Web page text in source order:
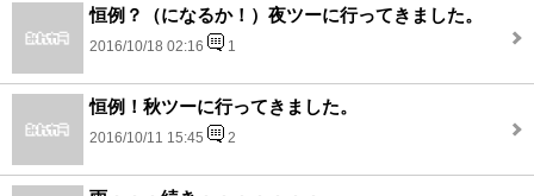
恒例？（になるか！）夜ツーに行ってきました。
2016/10/18 02:16 1
恒例！秋ツーに行ってきました。
2016/10/11 15:45 2